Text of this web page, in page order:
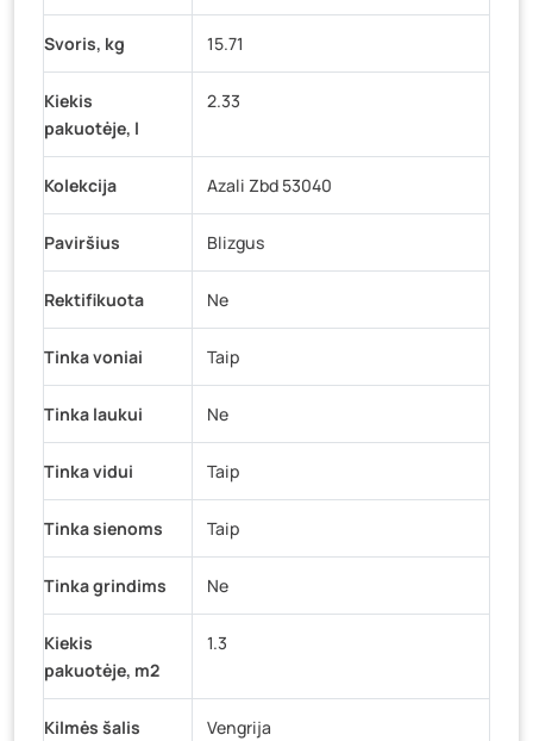
Svoris, kg 15.71
Kiekis
pakuotėje, l
2.33
Kolekcija Azali Zbd 53040
Paviršius Blizgus
Rektifikuota Ne
Tinka voniai Taip
Tinka laukui Ne
Tinka vidui Taip
Tinka sienoms Taip
Tinka grindims Ne
Kiekis
pakuotėje, m2
1.3
Kilmės šalis Vengrija